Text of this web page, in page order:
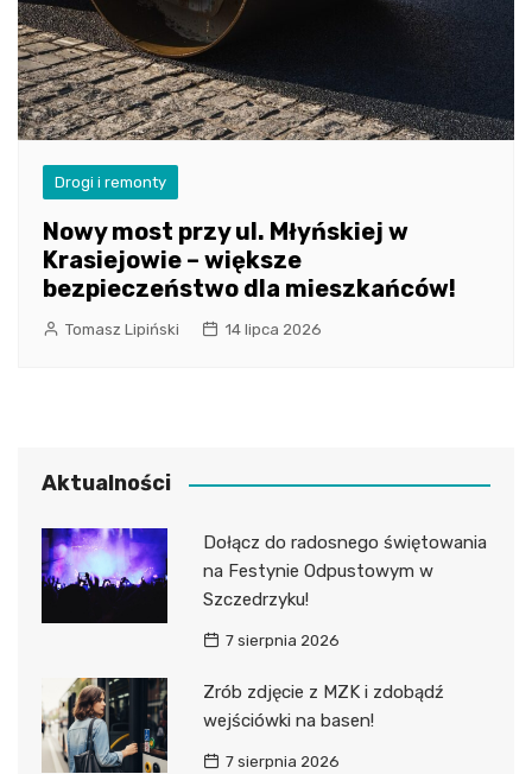
Drogi i remonty
Nowy most przy ul. Młyńskiej w
Krasiejowie – większe
bezpieczeństwo dla mieszkańców!
Tomasz Lipiński 14 lipca 2026
Aktualności
Dołącz do radosnego świętowania
na Festynie Odpustowym w
Szczedrzyku!
7 sierpnia 2026
Zrób zdjęcie z MZK i zdobądź
wejściówki na basen!
7 sierpnia 2026